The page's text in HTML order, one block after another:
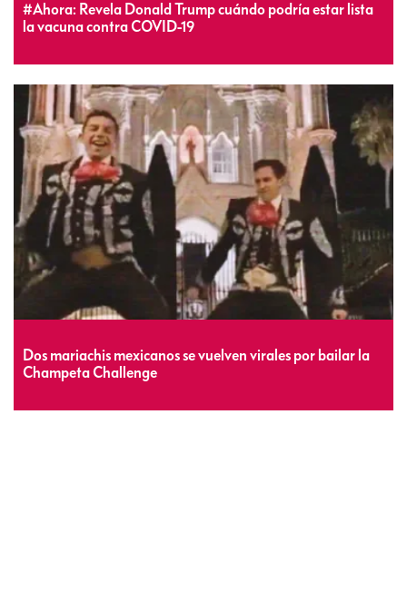
#Ahora: Revela Donald Trump cuándo podría estar lista
la vacuna contra COVID-19
Dos mariachis mexicanos se vuelven virales por bailar la
Champeta Challenge